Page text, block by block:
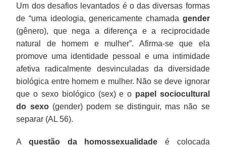
Um dos desafios levantados é o das diversas formas
de “uma ideologia, genericamente chamada gender
(gênero), que nega a diferença e a reciprocidade
natural de homem e mulher”. Afirma-se que ela
promove uma identidade pessoal e uma intimidade
afetiva radicalmente desvinculadas da diversidade
biológica entre homem e mulher. Não se deve ignorar
que o sexo biológico (sex) e o papel sociocultural
do sexo(gender) podem se distinguir, mas não se
separar (AL 56).
Aquestão da homossexualidade é colocada